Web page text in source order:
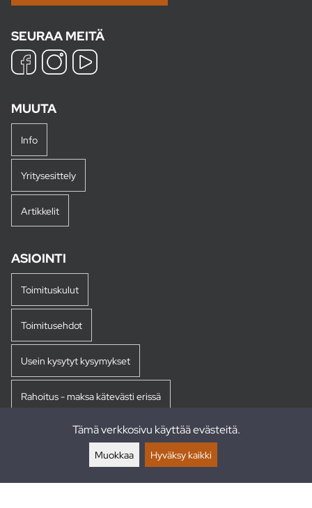
SEURAA MEITÄ
MUUTA
Info
Yritysesittely
Artikkelit
ASIOINTI
Toimituskulut
Toimitusehdot
Usein kysytyt kysymykset
Rahoitus - maksa kätevästi erissä
Tämä verkkosivu käyttää evästeitä.
Muokkaa Hyväksy kaikki